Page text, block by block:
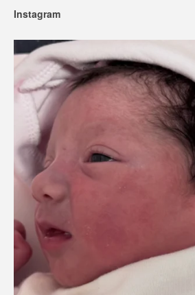
Instagram